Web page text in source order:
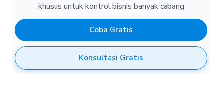
khusus untuk kontrol bisnis banyak cabang
Coba Gratis
Konsultasi Gratis